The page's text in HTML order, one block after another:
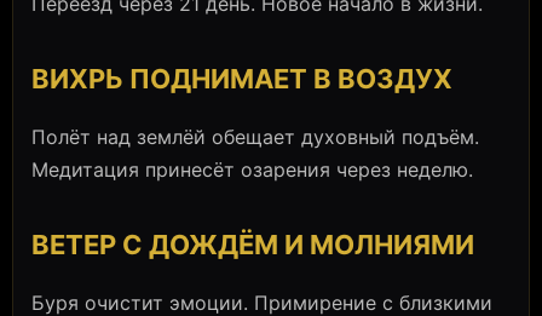
ВИХРЬ ПОДНИМАЕТ В ВОЗДУХ
Полёт над землёй обещает духовный подъём.
Медитация принесёт озарения через неделю.
ВЕТЕР С ДОЖДЁМ И МОЛНИЯМИ
Буря очистит эмоции. Примирение с близкими